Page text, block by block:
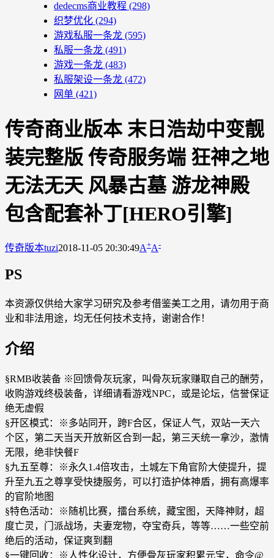
dedecms商业教程 (298)
织梦优化 (294)
游戏私服一条龙 (595)
私服一条龙 (491)
游戏一条龙 (483)
私服架设一条龙 (472)
网单 (421)
传奇商业版本 末日浩劫中变靓
装完整版 传奇服务端 狂神之地
无法无天 风暴古墓 游龙神殿
包含配套补丁[HERO引擎]
传奇版本tuzi2018-11-05 20:30:49A+A-
PS
本资源仅供给大家学习研究及参考借鉴美工之用，请勿用于商
业和非法用途，均无任何技术支持，谢谢合作！
介绍
§RMB收装备 ※回馈骨灰玩家，叫骨灰玩家赚取自己的酬劳，
收购游戏终极装备，详细请看游戏NPC，或是论坛，信誉保证
绝无虚假
§开区模式：※多站同开，跨F合区，保证人气，双站一天六
个区，第二天当天开放新区合到一起，第三天统一拿沙，激情
无限，绝非快餐F
§九五至尊：※永久1.4倍攻击，土城左下角官阶大使提升，提
升至九五之尊享受快捷服务，可以打造护体神盾，拥有高爆率
的官阶地图
§特色活动：※随机比赛，擂台系统，藏宝图，天降神财，超
度亡灵，门派战场，夫妻宠物，夺宝奇兵，等等……一些空前
绝后的活动，保证爽到翻
§一键回收：※人性化设计，方便骨灰玩家积累元宝，命令@